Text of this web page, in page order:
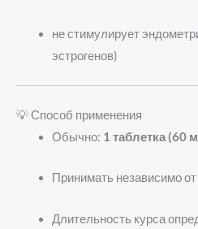
не стимулирует
эстрогенов)
💡 Способ применения
Обычно: 1 таблетка (60
Принимать независимо
Длительность курса